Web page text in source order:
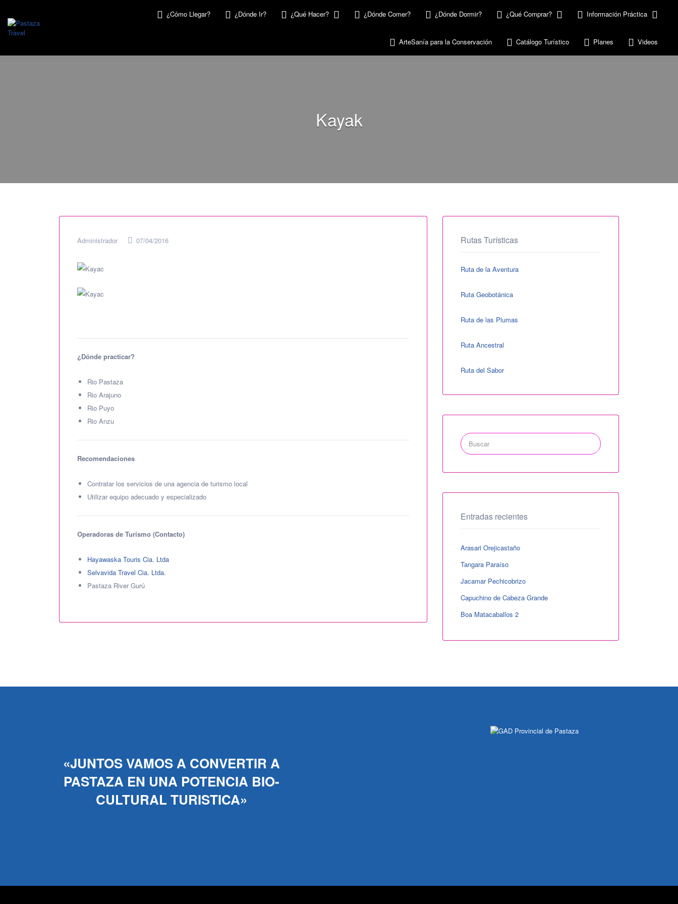
¿Cómo Llegar? ¿Dónde Ir? ¿Qué Hacer? ¿Dónde Comer? ¿Dónde Dormir? ¿Qué Comprar? Información Práctica
ArteSanía para la Conservación Catálogo Turístico Planes Videos
por:
Kayak
Administrador 07/04/2016
¿Dónde practicar?
Rio Pastaza
Rio Arajuno
Rio Puyo
Rio Anzu
Recomendaciones
Contratar los servicios de una agencia de turismo local
Utilizar equipo adecuado y especializado
Operadoras de Turismo (Contacto)
Hayawaska Touris Cia. Ltda
Selvavida Travel Cia. Ltda.
Pastaza River Gurú
Rutas Turísticas
Ruta de la Aventura
Ruta Geobotánica
Ruta de las Plumas
Ruta Ancestral
Ruta del Sabor
Buscar
por:
Entradas recientes
Arasari Orejicastaño
Tangara Paraíso
Jacamar Pechicobrizo
Capuchino de Cabeza Grande
Boa Matacaballos 2
«JUNTOS VAMOS A CONVERTIR A
PASTAZA EN UNA POTENCIA BIO-
CULTURAL TURISTICA»